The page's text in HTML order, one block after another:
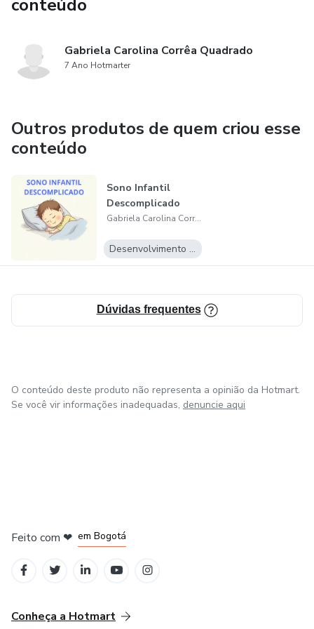
mais harmonioso e feliz. Vamos juntas fazer essa mudança
conteúdo
Gabriela Carolina Corrêa Quadrado
7 Ano Hotmarter
Outros produtos de quem criou esse
conteúdo
Sono Infantil
Descomplicado
Gabriela Carolina Corrêa Quadrado
Desenvolvimento Pessoal
Dúvidas frequentes
O conteúdo deste produto não representa a opinião da Hotmart.
Se você vir informações inadequadas, denuncie aqui
Feito com ❤ em Bogotá
Conheça a Hotmart